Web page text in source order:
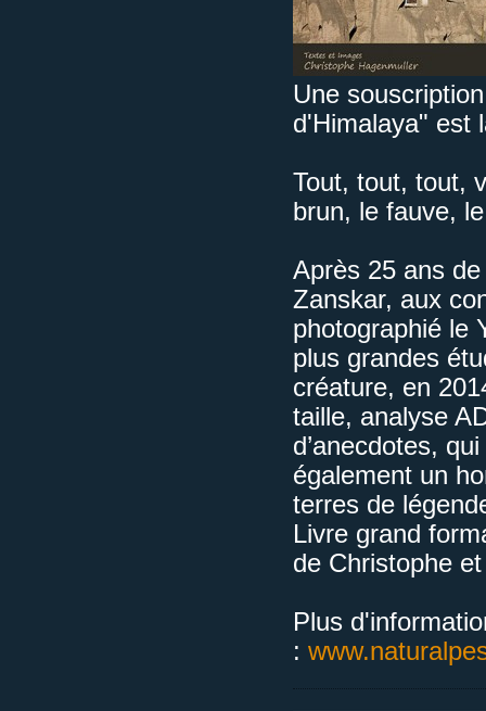
Une
d'Himalaya" est
Tout, tout, tout,
brun, le fauve,
Après 25 ans
Zanskar, aux
photographié le
plus grandes
créature, en
taille, analyse
d’anecdotes,
également un
terres de
Livre grand
de Christophe
Plus
: